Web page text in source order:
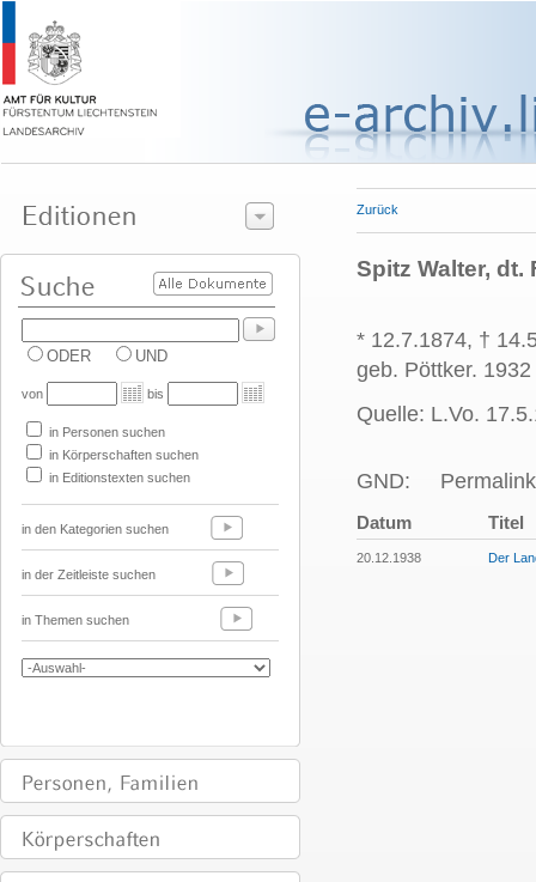
ODER UND
von bis
in Personen suchen
in Körperschaften suchen
in Editionstexten suchen
in den Kategorien suchen
in der Zeitleiste suchen
in Themen suchen
Zurück
Spitz Walter, dt.
* 12.7.1874, †
geb. Pöttker.
Quelle: L.Vo.
GND:
Datum Titel
20.12.1938 Der